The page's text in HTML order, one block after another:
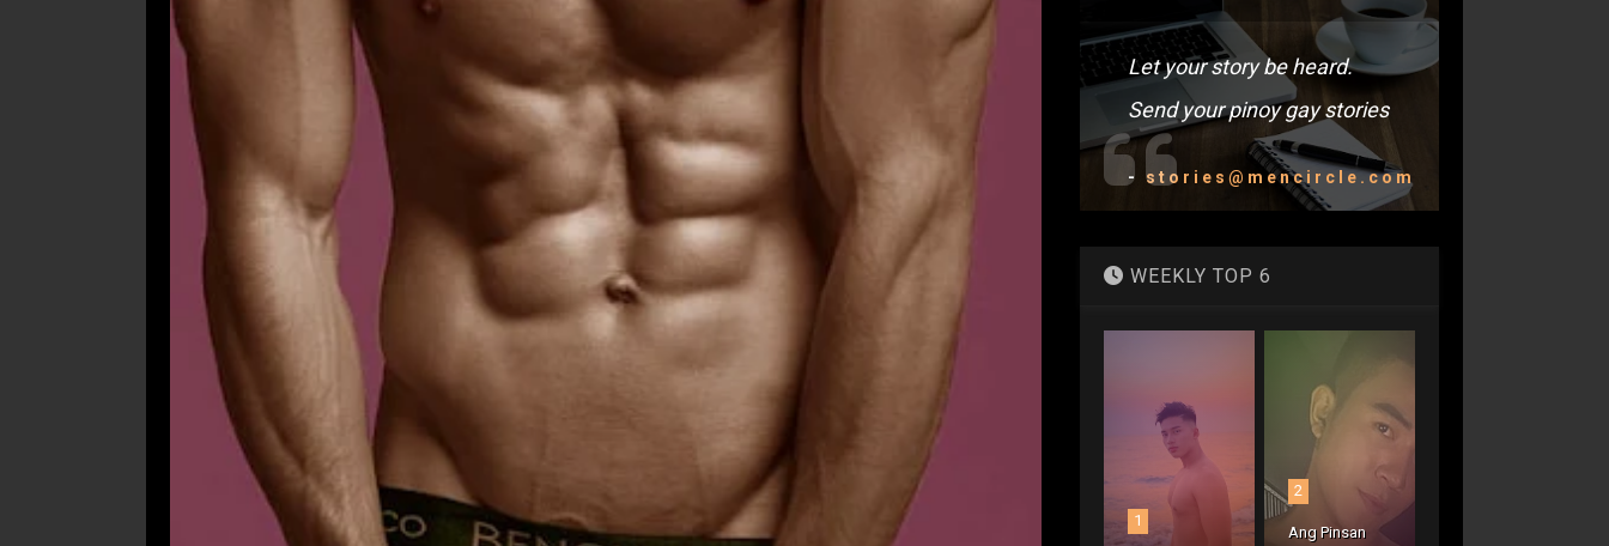
Let your story be heard.
Send your pinoy gay stories
- stories@mencircle.com
WEEKLY TOP 6
1
2
Ang Pinsan